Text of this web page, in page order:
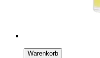
Warenkorb